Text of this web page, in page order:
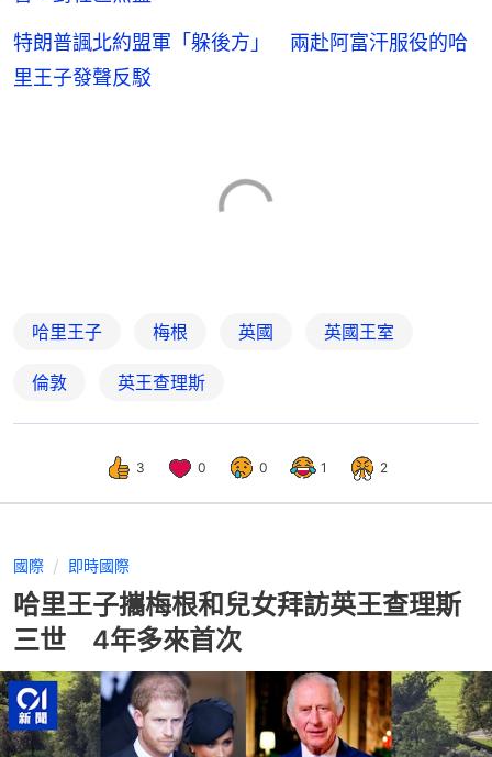
特朗普諷北約盟軍「躲後方」 兩赴阿富汗服役的哈
里王子發聲反駁
哈里王子 梅根 英國 英國王室
倫敦 英王查理斯
3 0 0 1 2
國際 即時國際
哈里王子攜梅根和兒女拜訪英王查理斯
三世 4年多來首次